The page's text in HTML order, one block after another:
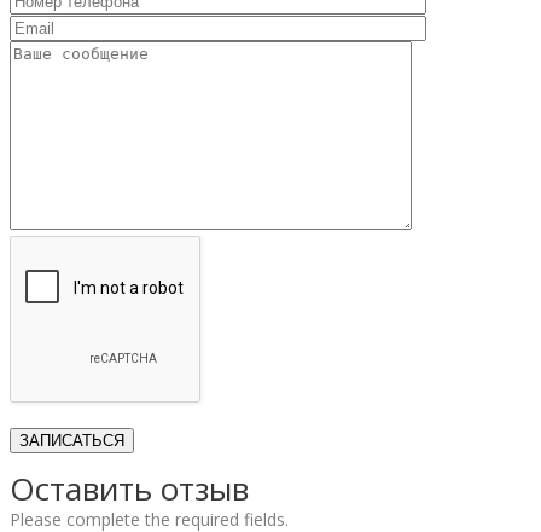
Оставить отзыв
Please complete the required fields.